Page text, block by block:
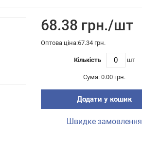
68.38 грн./шт
Оптова ціна:67.34 грн.
Кількість шт
Сума: 0.00 грн.
Додати у кошик
Швидке замовлення